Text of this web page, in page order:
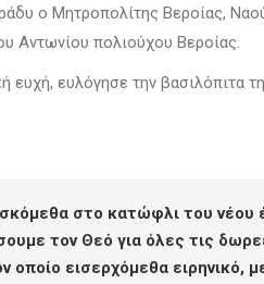
ο Μητροπολίτης Βεροίας,
Αντωνίου πολιούχου Βεροίας.
ευλόγησε την βασιλόπιτα
στο κατώφλι του
τον Θεό για όλες τις
εισερχόμεθα ειρηνικό,